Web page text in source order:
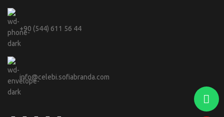
+90 (544) 611 56 44
info@celebi.sofiabranda.com